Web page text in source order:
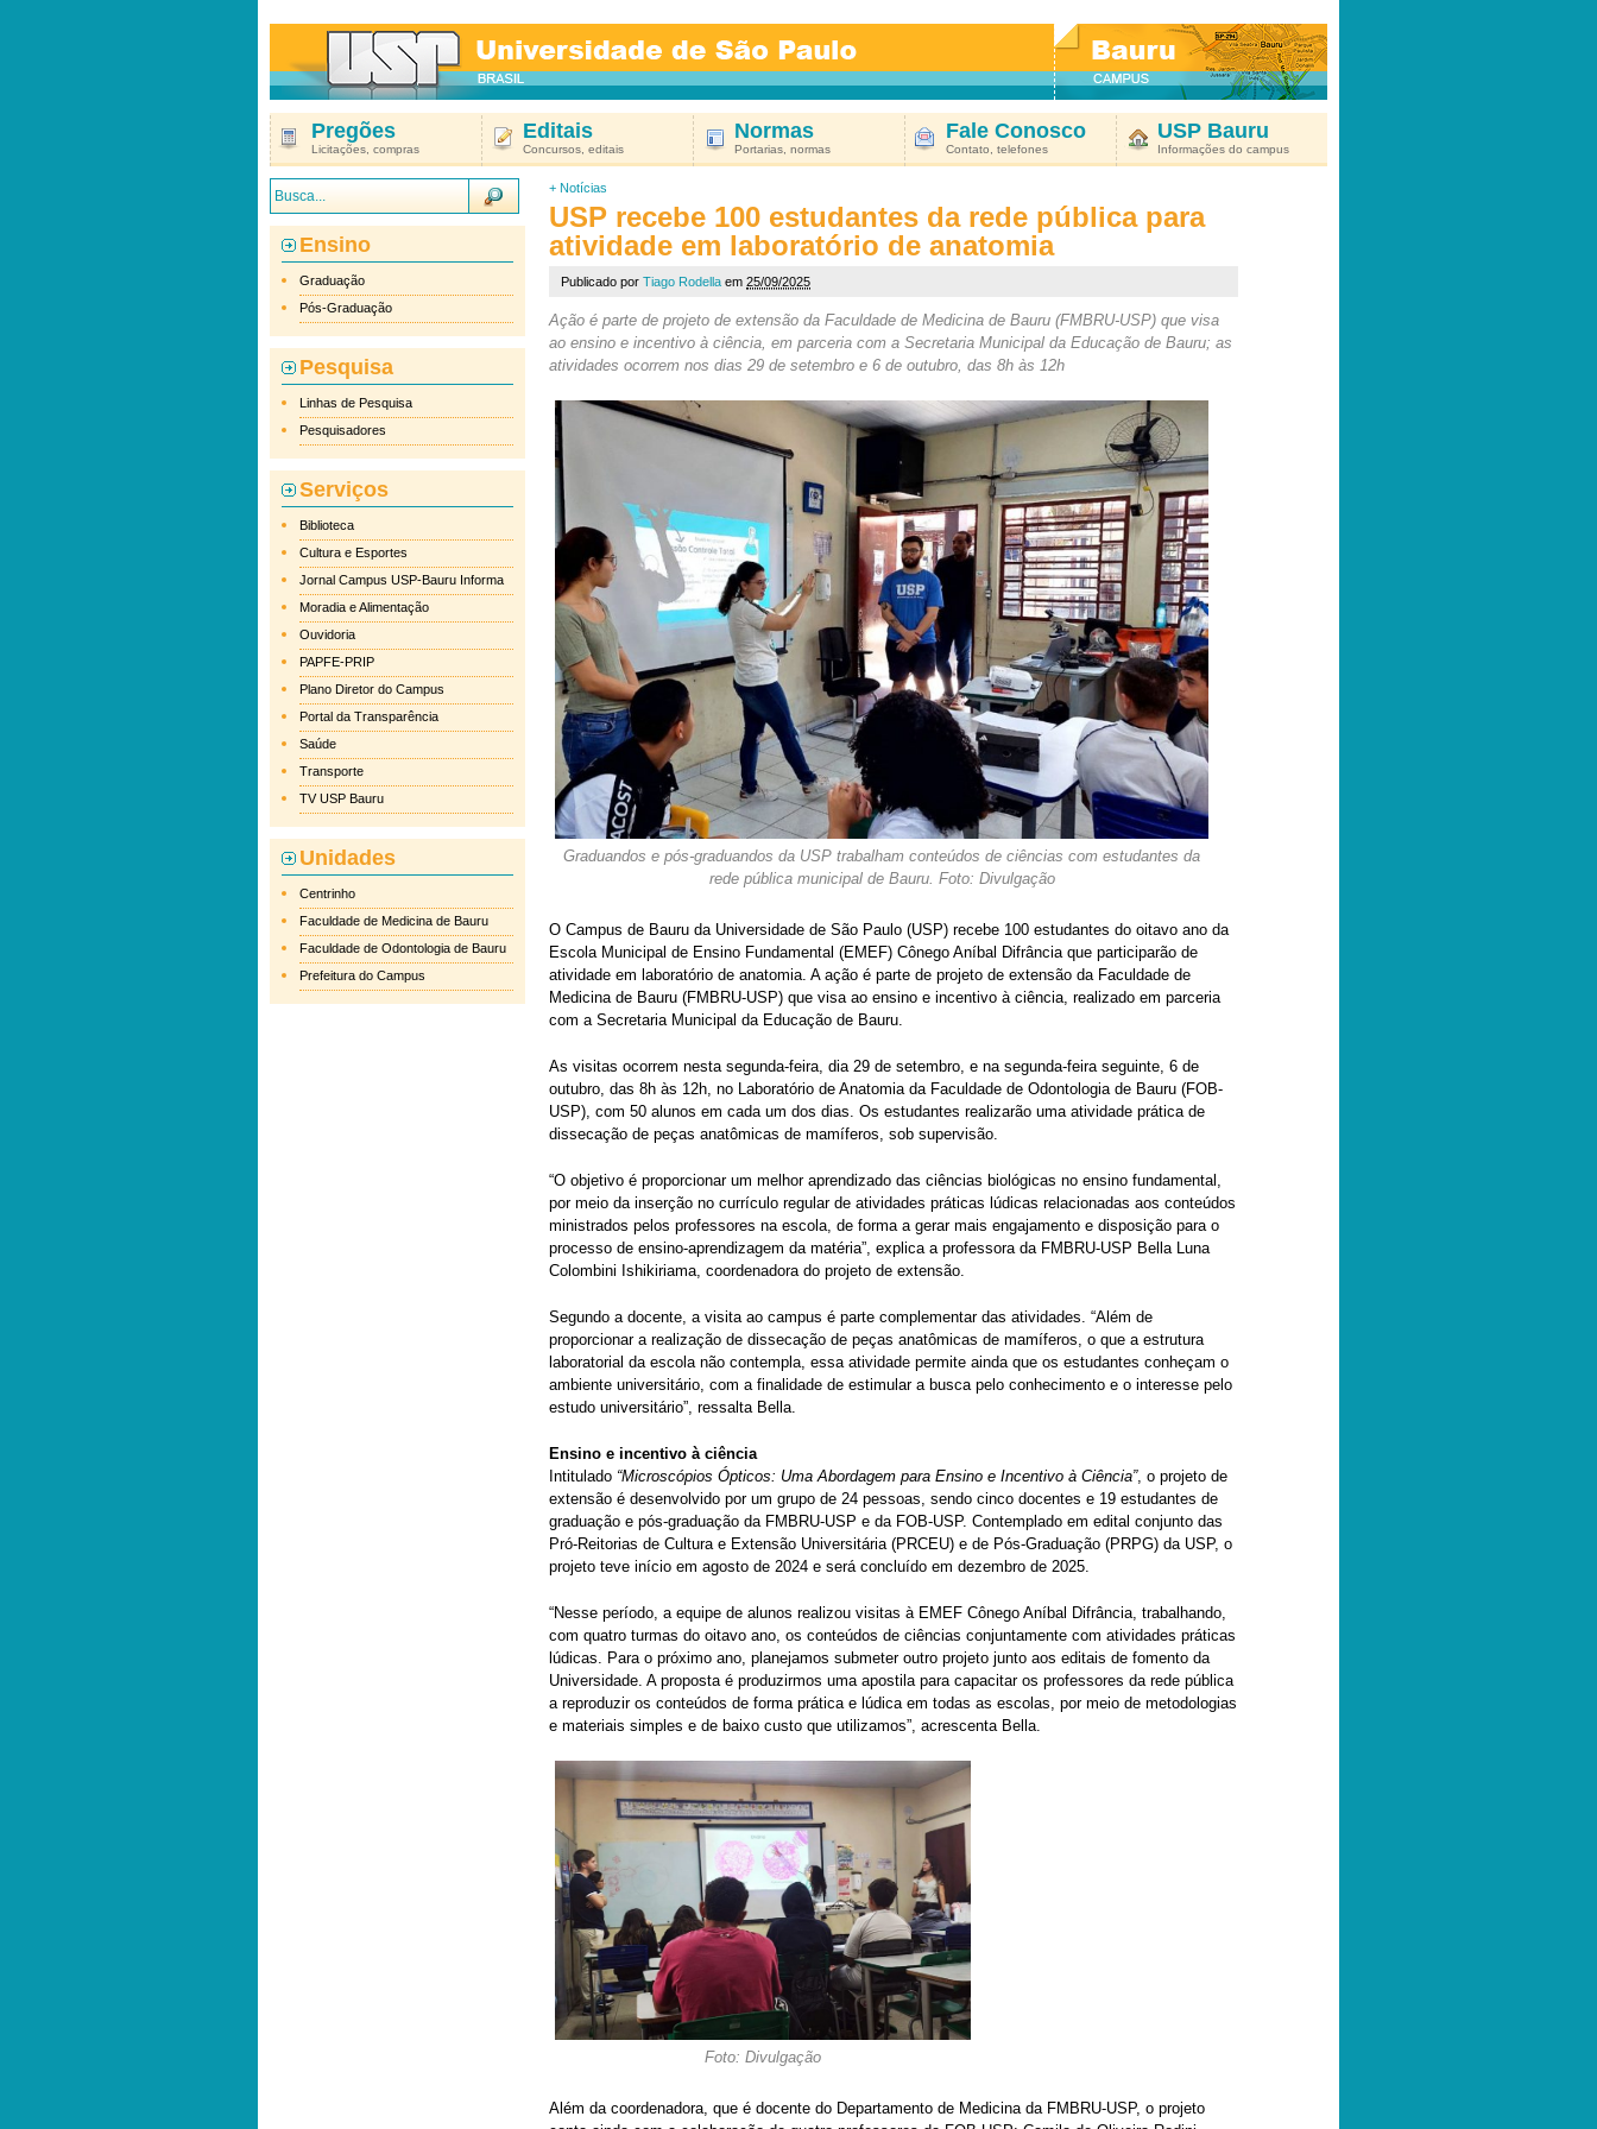
Pregões
Licitações, compras
Editais
Concursos, editais
Normas
Portarias, normas
Fale Conosco
Contato, telefones
USP Bauru
Informações do campus
Ensino
Graduação
Pós-Graduação
Pesquisa
Linhas de Pesquisa
Pesquisadores
Serviços
Biblioteca
Cultura e Esportes
Jornal Campus USP-Bauru Informa
Moradia e Alimentação
Ouvidoria
PAPFE-PRIP
Plano Diretor do Campus
Portal da Transparência
Saúde
Transporte
TV USP Bauru
Unidades
Centrinho
Faculdade de Medicina de Bauru
Faculdade de Odontologia de Bauru
Prefeitura do Campus
+ Notícias
USP recebe 100 estudantes da rede pública para
atividade em laboratório de anatomia
Publicado por Tiago Rodella em 25/09/2025
Ação é parte de projeto de extensão da Faculdade de Medicina de Bauru (FMBRU-USP) que visa
ao ensino e incentivo à ciência, em parceria com a Secretaria Municipal da Educação de Bauru; as
atividades ocorrem nos dias 29 de setembro e 6 de outubro, das 8h às 12h
Graduandos e pós-graduandos da USP trabalham conteúdos de ciências com estudantes da
rede pública municipal de Bauru. Foto: Divulgação
O Campus de Bauru da Universidade de São Paulo (USP) recebe 100 estudantes do oitavo ano da
Escola Municipal de Ensino Fundamental (EMEF) Cônego Aníbal Difrância que participarão de
atividade em laboratório de anatomia. A ação é parte de projeto de extensão da Faculdade de
Medicina de Bauru (FMBRU-USP) que visa ao ensino e incentivo à ciência, realizado em parceria
com a Secretaria Municipal da Educação de Bauru.
As visitas ocorrem nesta segunda-feira, dia 29 de setembro, e na segunda-feira seguinte, 6 de
outubro, das 8h às 12h, no Laboratório de Anatomia da Faculdade de Odontologia de Bauru (FOB-
USP), com 50 alunos em cada um dos dias. Os estudantes realizarão uma atividade prática de
dissecação de peças anatômicas de mamíferos, sob supervisão.
“O objetivo é proporcionar um melhor aprendizado das ciências biológicas no ensino fundamental,
por meio da inserção no currículo regular de atividades práticas lúdicas relacionadas aos conteúdos
ministrados pelos professores na escola, de forma a gerar mais engajamento e disposição para o
processo de ensino-aprendizagem da matéria”, explica a professora da FMBRU-USP Bella Luna
Colombini Ishikiriama, coordenadora do projeto de extensão.
Segundo a docente, a visita ao campus é parte complementar das atividades. “Além de
proporcionar a realização de dissecação de peças anatômicas de mamíferos, o que a estrutura
laboratorial da escola não contempla, essa atividade permite ainda que os estudantes conheçam o
ambiente universitário, com a finalidade de estimular a busca pelo conhecimento e o interesse pelo
estudo universitário”, ressalta Bella.
Ensino e incentivo à ciência
Intitulado “Microscópios Ópticos: Uma Abordagem para Ensino e Incentivo à Ciência”, o projeto de
extensão é desenvolvido por um grupo de 24 pessoas, sendo cinco docentes e 19 estudantes de
graduação e pós-graduação da FMBRU-USP e da FOB-USP. Contemplado em edital conjunto das
Pró-Reitorias de Cultura e Extensão Universitária (PRCEU) e de Pós-Graduação (PRPG) da USP, o
projeto teve início em agosto de 2024 e será concluído em dezembro de 2025.
“Nesse período, a equipe de alunos realizou visitas à EMEF Cônego Aníbal Difrância, trabalhando,
com quatro turmas do oitavo ano, os conteúdos de ciências conjuntamente com atividades práticas
lúdicas. Para o próximo ano, planejamos submeter outro projeto junto aos editais de fomento da
Universidade. A proposta é produzirmos uma apostila para capacitar os professores da rede pública
a reproduzir os conteúdos de forma prática e lúdica em todas as escolas, por meio de metodologias
e materiais simples e de baixo custo que utilizamos”, acrescenta Bella.
Foto: Divulgação
Além da coordenadora, que é docente do Departamento de Medicina da FMBRU-USP, o projeto